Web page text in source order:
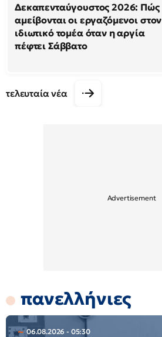
Δεκαπενταύγουστος 2026: Πώς
αμείβονται οι εργαζόμενοι στον
ιδιωτικό τομέα όταν η αργία
πέφτει Σάββατο
τελευταία νέα
πανελλήνιες
06.08.2026 - 05:30